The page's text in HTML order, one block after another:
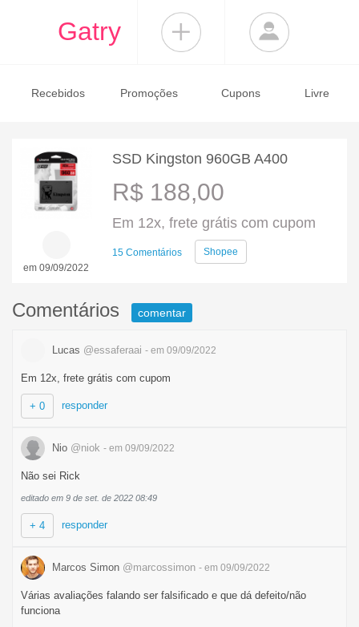
Gatry
Recebidos Promoções Cupons Livre
em 09/09/2022
SSD Kingston 960GB A400
R$ 188,00
Em 12x, frete grátis com cupom
15 Comentários Shopee
Comentários comentar
Lucas @essaferaai - em 09/09/2022
Em 12x, frete grátis com cupom
+ 0 responder
Nio @niok - em 09/09/2022
Não sei Rick
editado em 9 de set. de 2022 08:49
+ 4 responder
Marcos Simon @marcossimon - em 09/09/2022
Várias avaliações falando ser falsificado e que dá defeito/não
funciona